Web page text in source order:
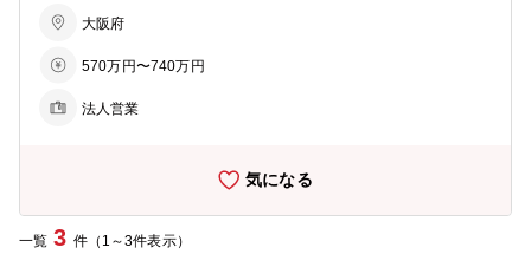
ニーズを把握し、国内外の工場やサプライヤー、社内技術部門と連携
担当プロジェクトのオーナーとして裁量を持ち、大きな責任とやりが
■1992年、サカタインクス株式会社の海外事業部が分離・独立し、同
野においては特にコア分野であるエレクトロニクス関連業界を中心に
メーカーとの付き合いがあり、自動車関連や産業機器関連、通信機器
関連など様々なメーカーとの取引があります。 ■単体での社員数は20
今回入社いただく方には、ご経験や適性に応じて担当業務を決定しま
社横断的な業務の推進や業務改善にも携わっていただくことを期待し
決定します。なお、下記以外の人事・総務関連業務についても、必要
調整 ■社内規程類の制定、改定、見直しに関する実務 ■稟議、ワーク
関する業務 ■ESG活動のうち、SocialおよびGovernance領域を中心
大阪府
570万円〜740万円
法人営業
気になる
一覧 3 件（1～3件表示）